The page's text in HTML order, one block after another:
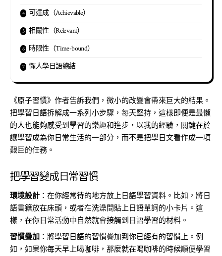
可達成（Achievable）
相關性（Relevant）
時限性（Time-bound）
懶人學日語總結
《原子習慣》作者告訴我們，微小的改變會帶來巨大的結果。
把學習日語拆解成一系列小步驟，每天堅持，這樣即便是最懶
的人也能夠感受到學習的樂趣和進步，以我的經驗，關鍵在於
讓學習成為你日常生活的一部分，而不是把學日文看作成一項
艱巨的任務。
把學習變成日常習慣
環境設計 ：在你經常待的地方放上日語學習資料。比如，將日
語書籍放在床頭，或者在洗澡間貼上日語單詞的小卡片。這
樣，在你日常活動中自然就會接觸到日語學習的材料。
習慣疊加 ：將學習日語的習慣疊加到你已經有的習慣上。例
如，如果你每天早上喝咖啡，那麼就在喝咖啡的時候順便學習